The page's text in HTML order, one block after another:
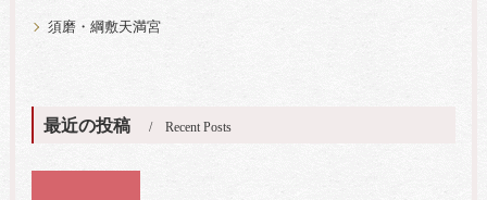
須磨・綱敷天満宮
最近の投稿 Recent Posts